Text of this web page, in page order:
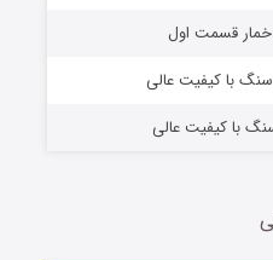
خمار قسمت اول
با کیفیت عالی
با کیفیت عالی